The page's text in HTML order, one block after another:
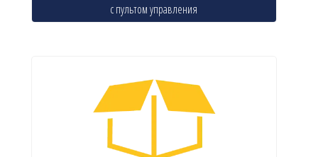
с пультом управления